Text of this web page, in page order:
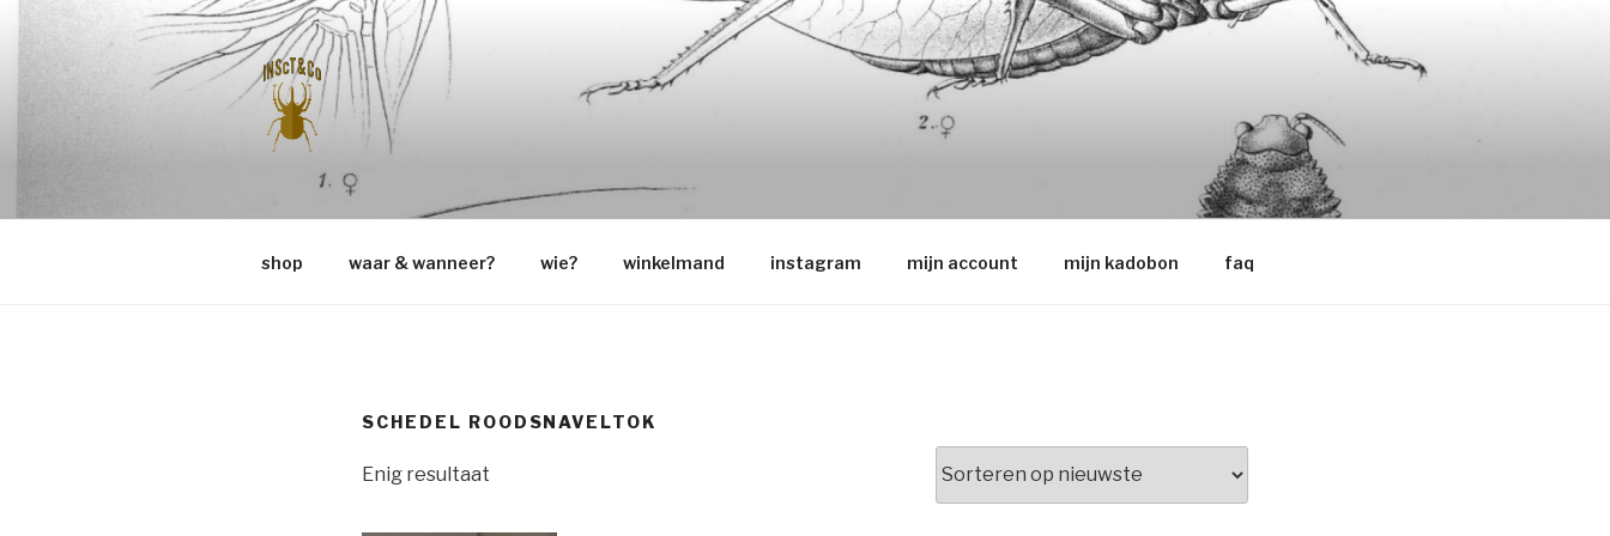
Naar
INSCT & CO
shop waar & wanneer? wie? winkelmand instagram mijn account mijn kadobon faq
SCHEDEL ROODSNAVELTOK
Enig resultaat